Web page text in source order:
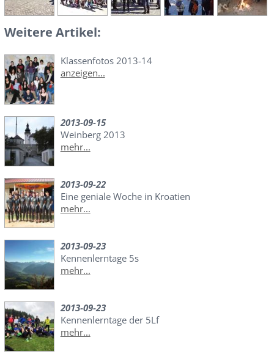
Weitere Artikel:
Klassenfotos 2013-14
anzeigen...
2013-09-15
Weinberg 2013
mehr...
2013-09-22
Eine geniale Woche in Kroatien
mehr...
2013-09-23
Kennenlerntage 5s
mehr...
2013-09-23
Kennenlerntage der 5Lf
mehr...